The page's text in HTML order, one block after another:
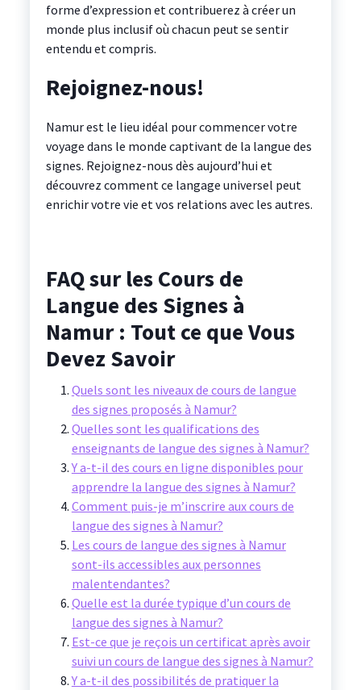
forme d’expression et contribuerez à créer un
monde plus inclusif où chacun peut se sentir
entendu et compris.
Rejoignez-nous!
Namur est le lieu idéal pour commencer votre
voyage dans le monde captivant de la langue des
signes. Rejoignez-nous dès aujourd’hui et
découvrez comment ce langage universel peut
enrichir votre vie et vos relations avec les autres.
FAQ sur les Cours de
Langue des Signes à
Namur : Tout ce que Vous
Devez Savoir
Quels sont les niveaux de cours de langue
des signes proposés à Namur?
Quelles sont les qualifications des
enseignants de langue des signes à Namur?
Y a-t-il des cours en ligne disponibles pour
apprendre la langue des signes à Namur?
Comment puis-je m’inscrire aux cours de
langue des signes à Namur?
Les cours de langue des signes à Namur
sont-ils accessibles aux personnes
malentendantes?
Quelle est la durée typique d’un cours de
langue des signes à Namur?
Est-ce que je reçois un certificat après avoir
suivi un cours de langue des signes à Namur?
Y a-t-il des possibilités de pratiquer la